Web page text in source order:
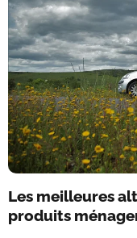
Les meilleures
produits